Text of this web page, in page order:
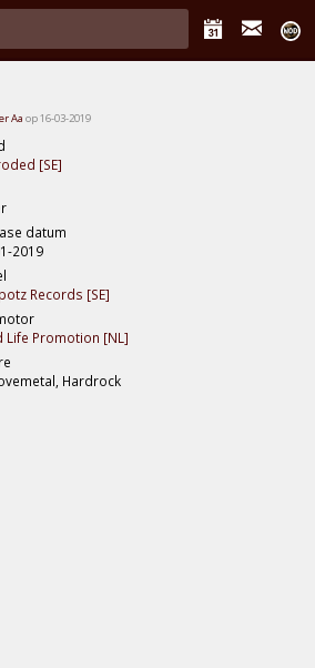
Aa op 16-03-2019
[SE]
datum
2019
Records [SE]
Life Promotion [NL]
Hardrock